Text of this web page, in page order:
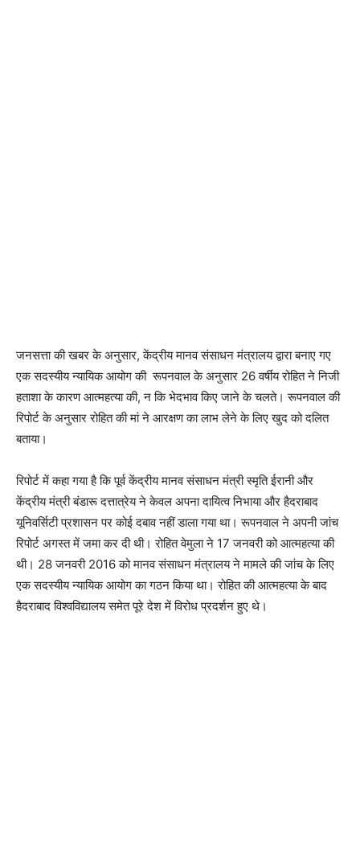
जनसत्ता की खबर के अनुसार, केंद्रीय मानव संसाधन मंत्रालय द्वारा बनाए गए
एक सदस्यीय न्यायिक आयोग की रूपनवाल के अनुसार 26 वर्षीय रोहित ने निजी
हताशा के कारण आत्महत्या की, न कि भेदभाव किए जाने के चलते। रूपनवाल की
रिपोर्ट के अनुसार रोहित की मां ने आरक्षण का लाभ लेने के लिए खुद को दलित
बताया।
रिपोर्ट में कहा गया है कि पूर्व केंद्रीय मानव संसाधन मंत्री स्मृति ईरानी और
केंद्रीय मंत्री बंडारू दत्तात्रेय ने केवल अपना दायित्व निभाया और हैदराबाद
यूनिवर्सिटी प्रशासन पर कोई दबाव नहीं डाला गया था। रूपनवाल ने अपनी जांच
रिपोर्ट अगस्त में जमा कर दी थी। रोहित वेमुला ने 17 जनवरी को आत्महत्या की
थी। 28 जनवरी 2016 को मानव संसाधन मंत्रालय ने मामले की जांच के लिए
एक सदस्यीय न्यायिक आयोग का गठन किया था। रोहित की आत्महत्या के बाद
हैदराबाद विश्वविद्यालय समेत पूरे देश में विरोध प्रदर्शन हुए थे।